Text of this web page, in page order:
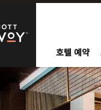
호텔 예약